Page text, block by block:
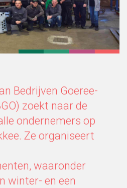
Bedrijven Goeree-
zoekt naar de
ondernemers op
Ze organiseert
waaronder
winter- en een